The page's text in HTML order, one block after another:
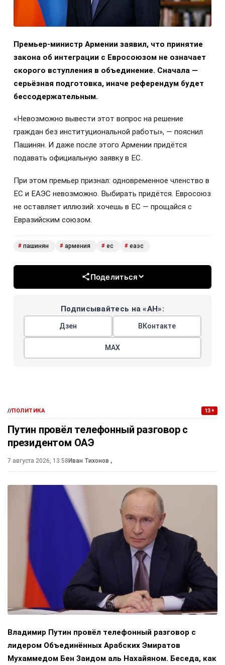
Премьер-министр Армении заявил, что принятие
закона об интеграции с Евросоюзом не означает
скорого вступления в объединение. Сначала —
серьёзная подготовка, иначе референдум будет
бессодержательным.
«Невозможно вывести этот вопрос на решение
граждан без институциональной работы», — пояснил
Пашинян. И даже после этого Армении придётся
подавать официальную заявку в ЕС.
При этом премьер признал: одновременное членство в
ЕС и ЕАЭС невозможно. Выбирать придётся. Евросоюз
не оставляет иллюзий: хочешь в ЕС — прощайся с
Евразийским союзом.
# пашинян # армения # ес # еаэс
Поделиться
Подписывайтесь на «АН»:
Дзен ВКонтакте
МАХ
//ПОЛИТИКА 13+
Путин провёл телефонный разговор с
президентом ОАЭ
7 августа 2026, 13:58Иван Тихонов ,
Владимир Путин провёл телефонный разговор с
лидером Объединённых Арабских Эмиратов
Мухаммедом Бен Заидом аль Нахайяном. Беседа, как